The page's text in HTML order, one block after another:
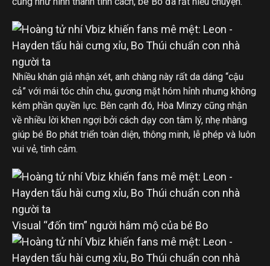
Nhiều khán giả nhận xét, anh chàng này rất da dáng “cậu
cả” với mái tóc chỉn chu, gương mặt hóm hỉnh nhưng không
kém phần quyền lực. Bên cạnh đó, Hòa Minzy cũng nhận
về nhiều lời khen ngợi bởi cách dạy con tâm lý, nhẹ nhàng
giúp bé Bo phát triển toàn diện, thông minh, lễ phép và luôn
vui vẻ, tình cảm.
Visual “đốn tim” người hâm mộ của bé Bo